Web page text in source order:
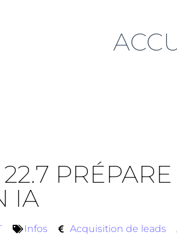
IA
Infos Acquisition de leads